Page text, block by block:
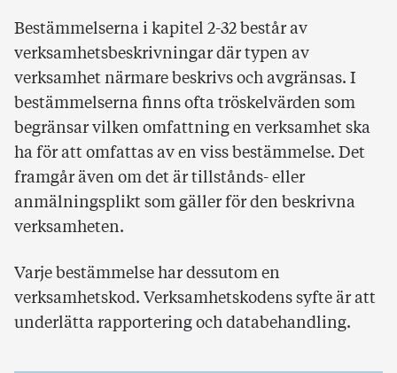
Bestämmelserna i kapitel 2-32 består av
verksamhetsbeskrivningar där typen av
verksamhet närmare beskrivs och avgränsas. I
bestämmelserna finns ofta tröskelvärden som
begränsar vilken omfattning en verksamhet ska
ha för att omfattas av en viss bestämmelse. Det
framgår även om det är tillstånds- eller
anmälningsplikt som gäller för den beskrivna
verksamheten.
Varje bestämmelse har dessutom en
verksamhetskod. Verksamhetskodens syfte är att
underlätta rapportering och databehandling.